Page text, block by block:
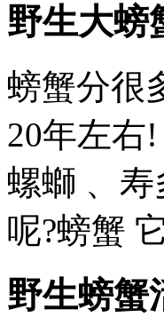
野生大螃
螃蟹分很
20年左右!
螺螄 
呢?螃蟹 它
野生螃蟹